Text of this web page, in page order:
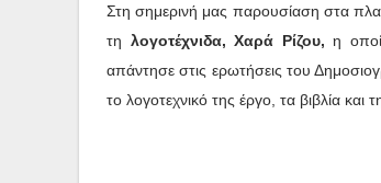
Στη σημερινή μας παρουσίαση στα
τη λογοτέχνιδα, Χαρά Ρίζου, η
απάντησε στις ερωτήσεις του
το λογοτεχνικό της έργο, τα βιβλία και